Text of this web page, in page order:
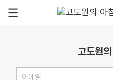
고도원